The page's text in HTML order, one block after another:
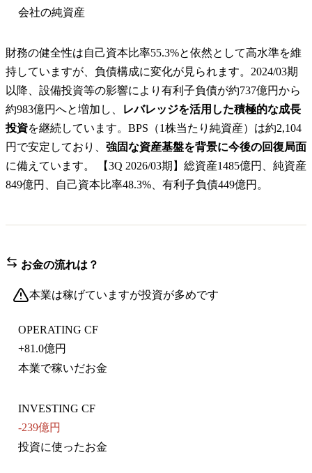
会社の純資産
財務の健全性は自己資本比率55.3%と依然として高水準を維
持していますが、負債構成に変化が見られます。2024/03期
以降、設備投資等の影響により有利子負債が約737億円から
約983億円へと増加し、
レバレッジを活用した積極的な成長
投資を継続しています。BPS（1株当たり純資産）は約2,104
円で安定しており、 強固な資産基盤を背景に今後の回復局面
に備えています。 【3Q 2026/03期】総資産1485億円、純資産
849億円、自己資本比率48.3%、有利子負債449億円。
お金の流れは？
本業は稼げていますが投資が多めです
OPERATING CF
+81.0億円
本業で稼いだお金
INVESTING CF
-239億円
投資に使ったお金